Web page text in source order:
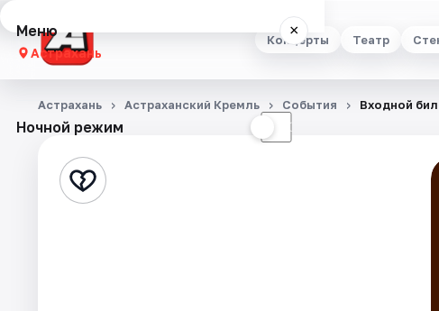
Концерты Театр
Меню ×
Астрахань
Концерты
Стендап
Ночной режим ☾
Астрахань Астраханский Кремль События Входной